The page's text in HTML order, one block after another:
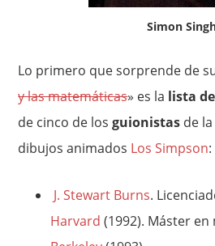
Simon
Lo primero que sorprende de
y las matemáticas» es la lista
de cinco de losguionistas de
dibujos animados Los Simpson:
J. Stewart Burns.
Harvard (1992). Máster